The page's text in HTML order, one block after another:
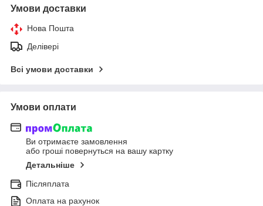
Умови доставки
Нова Пошта
Делівері
Всі умови доставки
Умови оплати
Ви отримаєте замовлення
або гроші повернуться на вашу картку
Детальніше
Післяплата
Оплата на рахунок